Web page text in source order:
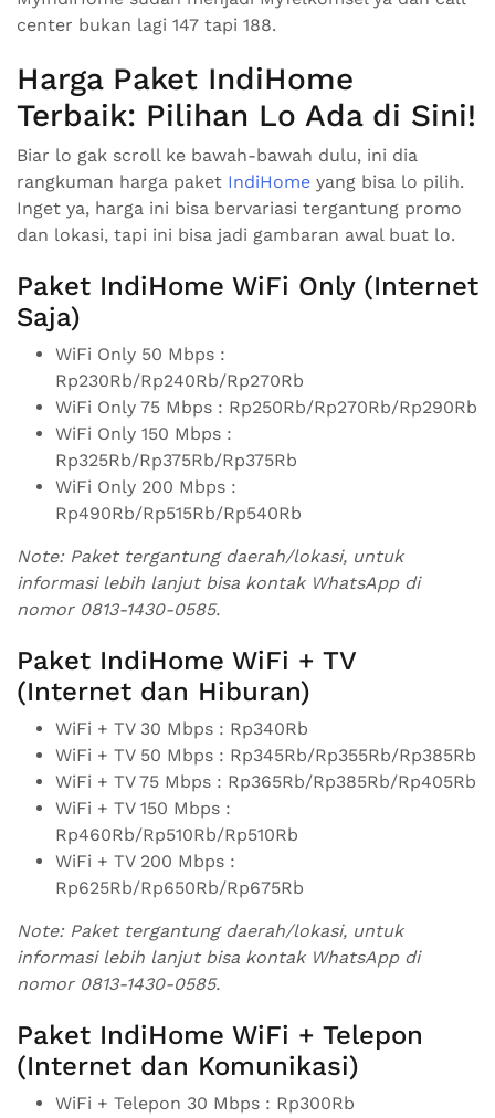
center bukan lagi 147 tapi 188.
Harga Paket IndiHome
Terbaik: Pilihan Lo Ada di Sini!
Biar lo gak scroll ke bawah-bawah dulu, ini dia
rangkuman harga paket IndiHome yang bisa lo pilih.
Inget ya, harga ini bisa bervariasi tergantung promo
dan lokasi, tapi ini bisa jadi gambaran awal buat lo.
Paket IndiHome WiFi Only (Internet
Saja)
WiFi Only 50 Mbps :
Rp230Rb/Rp240Rb/Rp270Rb
WiFi Only 75 Mbps : Rp250Rb/Rp270Rb/Rp290Rb
WiFi Only 150 Mbps :
Rp325Rb/Rp375Rb/Rp375Rb
WiFi Only 200 Mbps :
Rp490Rb/Rp515Rb/Rp540Rb
Note: Paket tergantung daerah/lokasi, untuk
informasi lebih lanjut bisa kontak WhatsApp di
nomor 0813-1430-0585.
Paket IndiHome WiFi + TV
(Internet dan Hiburan)
WiFi + TV 30 Mbps : Rp340Rb
WiFi + TV 50 Mbps : Rp345Rb/Rp355Rb/Rp385Rb
WiFi + TV 75 Mbps : Rp365Rb/Rp385Rb/Rp405Rb
WiFi + TV 150 Mbps :
Rp460Rb/Rp510Rb/Rp510Rb
WiFi + TV 200 Mbps :
Rp625Rb/Rp650Rb/Rp675Rb
Note: Paket tergantung daerah/lokasi, untuk
informasi lebih lanjut bisa kontak WhatsApp di
nomor 0813-1430-0585.
Paket IndiHome WiFi + Telepon
(Internet dan Komunikasi)
WiFi + Telepon 30 Mbps : Rp300Rb